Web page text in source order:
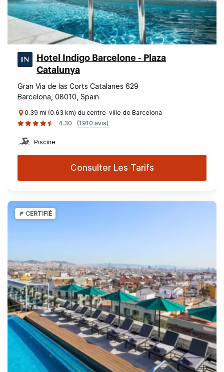
Hotel Indigo Barcelone - Plaza
Catalunya
Gran Via de las Corts Catalanes 629
Barcelona, 08010, Spain
0.39 mi (0.63 km) du centre-ville de Barcelona
4.30
(1910 avis)
Piscine
Consulter Les Tarifs
CERTIFIÉ